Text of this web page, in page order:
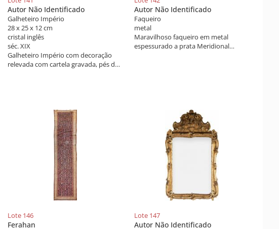
Autor Não Identificado
Galheteiro Império
28 x 25 x 12 cm
cristal inglês
séc. XIX
Galheteiro Império com decoração
relevada com cartela gravada, pés de
Autor Não Identificado
Faqueiro
metal
Maravilhoso faqueiro em metal
espessurado a prata Meridional
colheres de café e 10 peças de servir.
Total de 125 peças.
Lote 146
Ferahan
Lote 147
Autor Não Identificado